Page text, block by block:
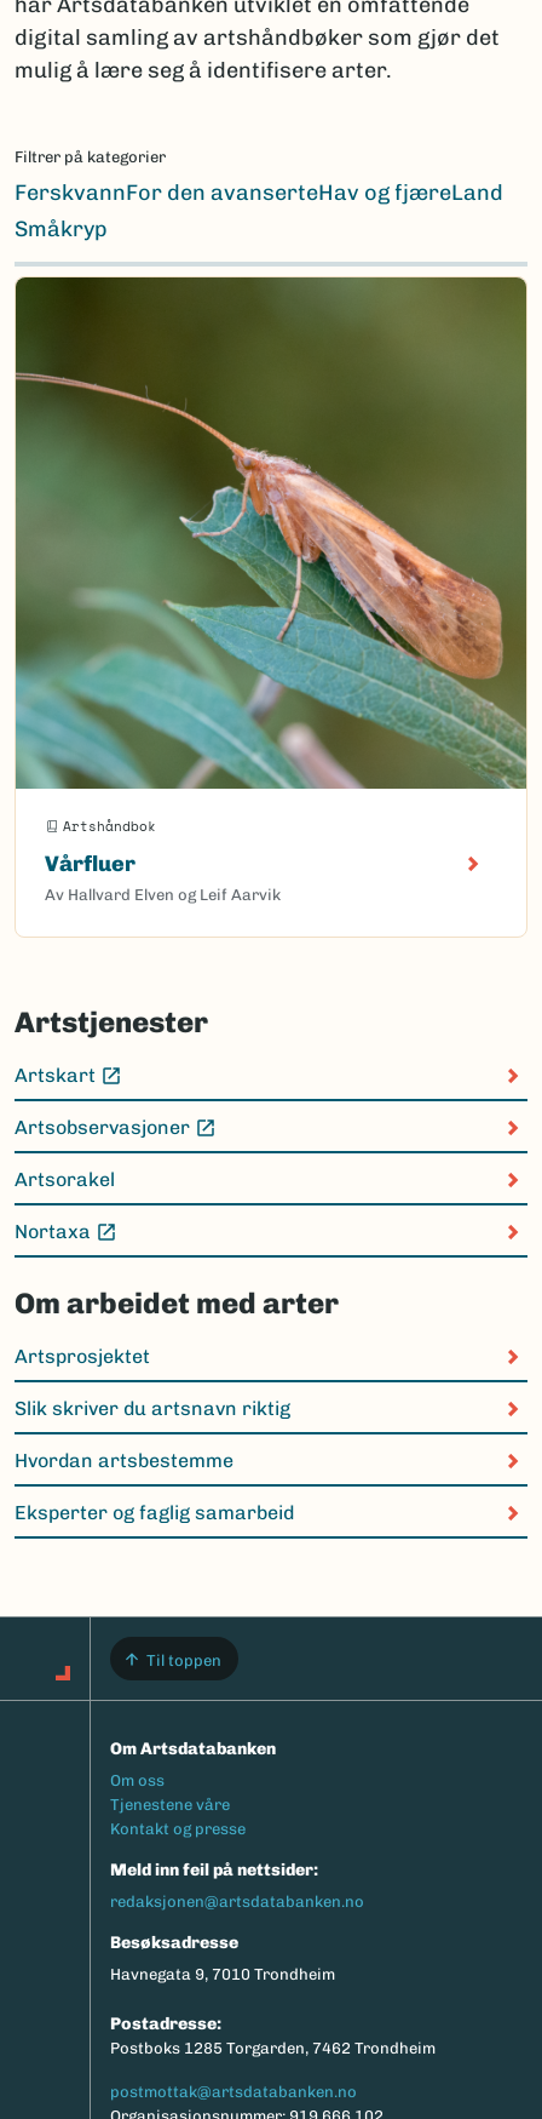
digital samling av artshåndbøker som gjør det
mulig å lære seg å identifisere arter.
Filtrer på kategorier
FerskvannFor den avanserteHav og fjæreLand
Småkryp
Artshåndbok
Vårfluer
Av Hallvard Elven og Leif Aarvik
Artstjenester
Artskart
(Ekstern lenke)
Artsobservasjoner
(Ekstern lenke)
Artsorakel
Nortaxa
(Ekstern lenke)
Om arbeidet med arter
Artsprosjektet
Slik skriver du artsnavn riktig
Hvordan artsbestemme
Eksperter og faglig samarbeid
Til toppen
Om Artsdatabanken
Footermeny
Om oss
Tjenestene våre
Kontakt og presse
Meld inn feil på nettsider:
redaksjonen@artsdatabanken.no
Besøksadresse
Havnegata 9, 7010 Trondheim
Postadresse:
Postboks 1285 Torgarden, 7462 Trondheim
postmottak@artsdatabanken.no